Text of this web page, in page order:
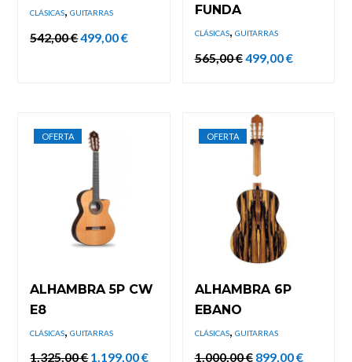
CLÁSICAS,GUITARRAS
542,00€El
precio
499,00€El
FUNDA
CLÁSICAS, GUITARRAS
565,00€El
precio
499,00€El
OFERTA
ALHAMBRA 5P CW
E8
CLÁSICAS,GUITARRAS
1.325,00€El
1.199,00€El
OFERTA
ALHAMBRA 6P
EBANO
CLÁSICAS, GUITARRAS
1.000,00€ El
899,00€El